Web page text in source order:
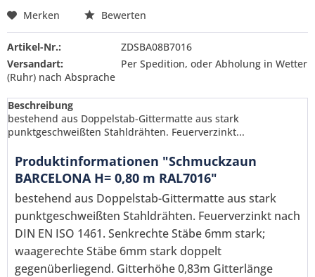
Merken Bewerten
Artikel-Nr.:
ZDSBA08B7016
Versandart:
Per Spedition, oder Abholung in Wetter
(Ruhr) nach Absprache
Beschreibung
bestehend aus Doppelstab-Gittermatte aus stark
punktgeschweißten Stahldrähten. Feuerverzinkt...
Produktinformationen "Schmuckzaun
BARCELONA H= 0,80 m RAL7016"
bestehend aus Doppelstab-Gittermatte aus stark
punktgeschweißten Stahldrähten. Feuerverzinkt nach
DIN EN ISO 1461. Senkrechte Stäbe 6mm stark;
waagerechte Stäbe 6mm stark doppelt
gegenüberliegend. Gitterhöhe 0,83m Gitterlänge